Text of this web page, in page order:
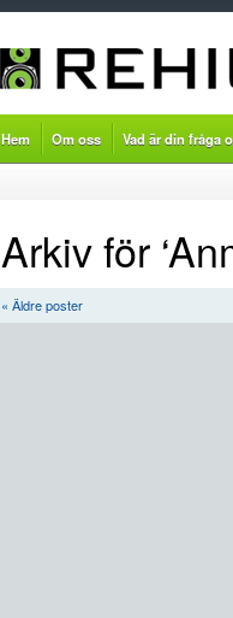
Hem Om oss Vad är din fråga
Arkiv för
« Äldre poster